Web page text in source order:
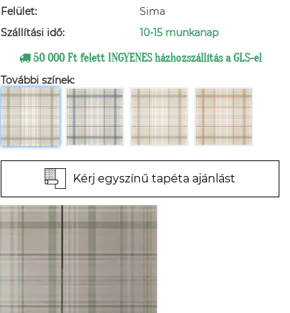
Felület:
Sima
Szállítási idő:
10-15 munkanap
50 000 Ft felett INGYENES házhozszállítás a GLS-el
További színek:
Kérj egyszínű tapéta ajánlást